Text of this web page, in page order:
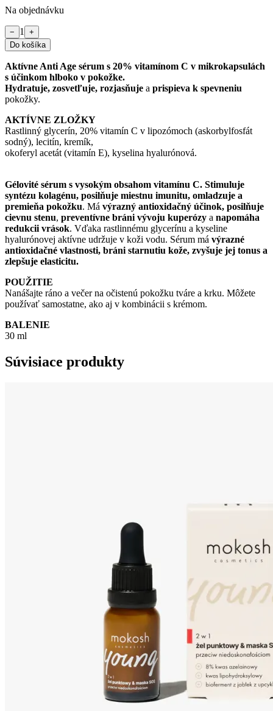
Na objednávku
− 1
+
Do košíka
Aktívne Anti Age sérum s 20% vitamínom C v mikrokapsulách
s účinkom hlboko v pokožke.
Hydratuje, zosvetľuje, rozjasňuje a prispieva k spevneniu
pokožky.
AKTÍVNE ZLOŽKY
Rastlinný glycerín, 20% vitamín C v lipozómoch (askorbylfosfát
sodný), lecitín, kremík,
okoferyl acetát (vitamín E), kyselina hyalurónová.
Gélovité sérum s vysokým obsahom vitamínu C. Stimuluje
syntézu kolagénu, posilňuje miestnu imunitu, omladzuje a
premieňa pokožku. Má výrazný antioxidačný účinok, posilňuje
cievnu stenu, preventívne bráni vývoju kuperózy a napomáha
redukcii vrások. Vďaka rastlinnému glycerínu a kyseline
hyalurónovej aktívne udržuje v koži vodu. Sérum má výrazné
antioxidačné vlastnosti, bráni starnutiu kože, zvyšuje jej tonus a
zlepšuje elasticitu.
POUŽITIE
Nanášajte ráno a večer na očistenú pokožku tváre a krku. Môžete
používať samostatne, ako aj v kombinácii s krémom.
BALENIE
30 ml
Súvisiace produkty